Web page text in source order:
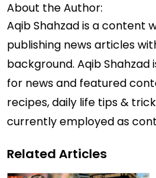
About the Author:
Aqib Shahzad is a content
publishing news articles
background. Aqib
for news and featured
recipes, daily life tips &
currently employed as
Related Articles